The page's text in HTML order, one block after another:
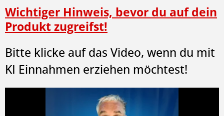
Wichtiger Hinweis, bevor du auf dein
Produkt zugreifst!
Bitte klicke auf das Video, wenn du mit
KI Einnahmen erziehen möchtest!